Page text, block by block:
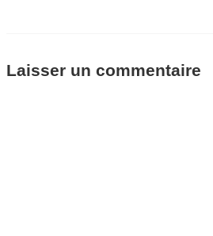
Laisser un commentaire